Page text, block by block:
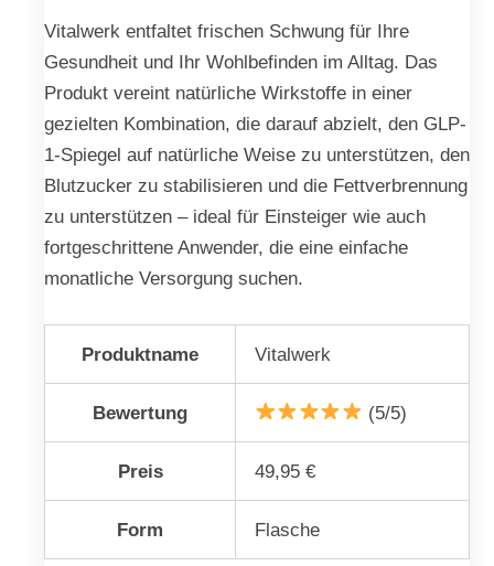
Vitalwerk entfaltet frischen Schwung für Ihre
Gesundheit und Ihr Wohlbefinden im Alltag. Das
Produkt vereint natürliche Wirkstoffe in einer
gezielten Kombination, die darauf abzielt, den GLP-
1-Spiegel auf natürliche Weise zu unterstützen, den
Blutzucker zu stabilisieren und die Fettverbrennung
zu unterstützen – ideal für Einsteiger wie auch
fortgeschrittene Anwender, die eine einfache
monatliche Versorgung suchen.
Produktname Vitalwerk
Bewertung (5/5)
Preis 49,95 €
Form Flasche